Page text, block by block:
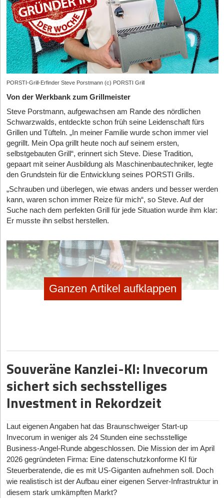
PORSTI-Grill-Erfinder Steve Porstmann (c) PORSTI Grill
Von der Werkbank zum Grillmeister
Steve Porstmann, aufgewachsen am Rande des nördlichen
Schwarzwalds, entdeckte schon früh seine Leidenschaft fürs
Grillen und Tüfteln. „In meiner Familie wurde schon immer viel
gegrillt. Mein Opa grillt heute noch auf seinem ersten,
selbstgebauten Grill“, erinnert sich Steve. Diese Tradition,
gepaart mit seiner Ausbildung als Maschinenbautechniker, legte
den Grundstein für die Entwicklung seines PORSTI Grills.
„Schrauben und überlegen, wie etwas anders und besser werden
kann, waren schon immer Reize für mich“, so Steve. Auf der
Suche nach dem perfekten Grill für jede Situation wurde ihm klar:
Er musste ihn selbst herstellen.
Ganzen Artikel aufklappen
Souveräne Kanzlei-KI: Invecorum
sichert sich sechsstelliges
Investment in Rekordzeit
Laut eigenen Angaben hat das Braunschweiger Start-up
Invecorum in weniger als 24 Stunden eine sechsstellige
Business-Angel-Runde abgeschlossen. Die Mission der im April
2026 gegründeten Firma: Eine datenschutzkonforme KI für
Steuerberatende, die es mit US-Giganten aufnehmen soll. Doch
wie realistisch ist der Aufbau einer eigenen Server-Infrastruktur in
diesem stark umkämpften Markt?